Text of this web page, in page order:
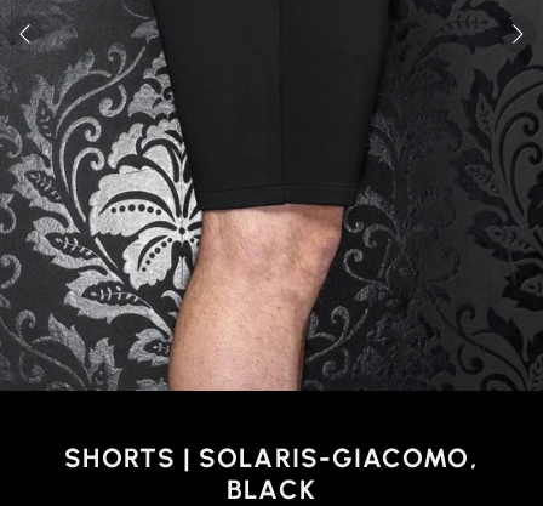
SHORTS | SOLARIS-GIACOMO,
BLACK